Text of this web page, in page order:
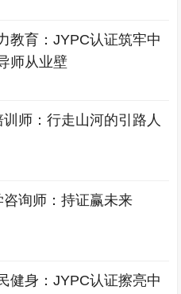
教育：JYPC认证筑牢中
师从业壁
师：行走山河的引路人
询师：持证赢未来
健身：JYPC认证擦亮中